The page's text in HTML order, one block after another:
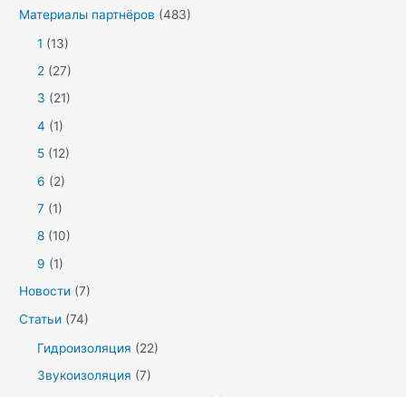
Материалы партнёров (483)
1 (13)
2 (27)
3 (21)
4 (1)
5 (12)
6 (2)
7 (1)
8 (10)
9 (1)
Новости (7)
Статьи (74)
Гидроизоляция (22)
Звукоизоляция (7)